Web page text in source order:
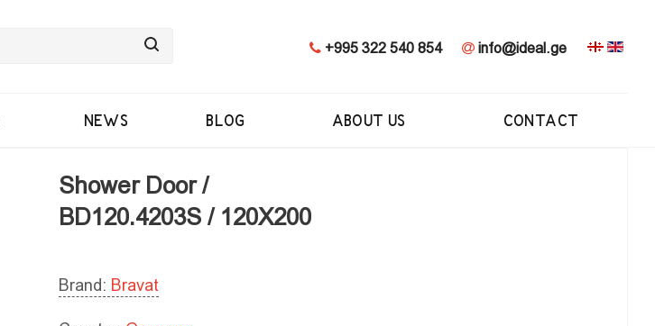
info@ideal.ge
+995 322 540 854
NEWS BLOG ABOUT US CONTACT
Shower Door /
BD120.4203S / 120X200
Brand: Bravat